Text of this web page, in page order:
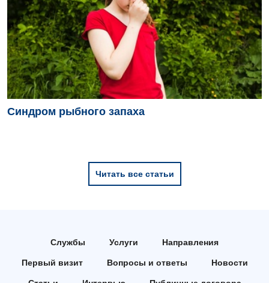
Синдром рыбного запаха
Читать все статьи
Службы Услуги Направления
Первый визит Вопросы и ответы Новости